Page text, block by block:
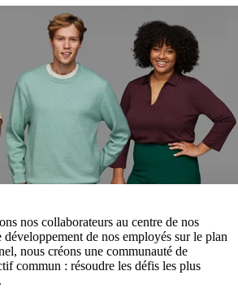
nos collaborateurs au centre de nos
de nos employés sur le plan
nous créons une communauté de
commun : résoudre les défis les plus